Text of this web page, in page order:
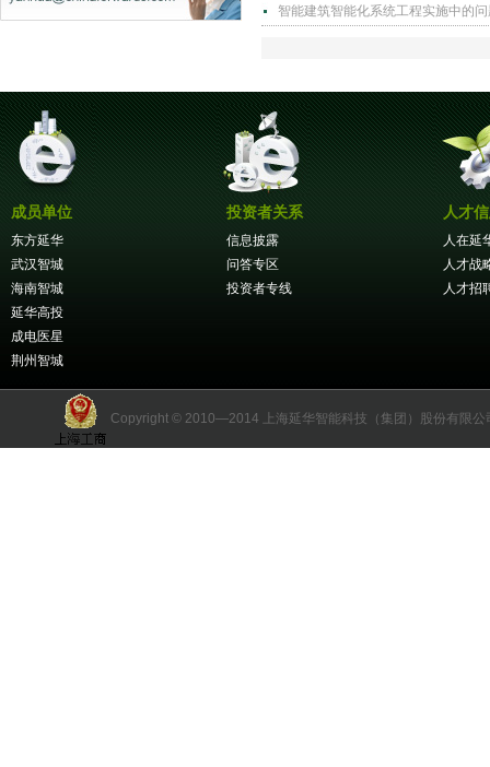
智能建筑智能化系统工程实施中的
成员单位
东方延华
武汉智城
海南智城
延华高投
成电医星
荆州智城
投资者关系
信息披露
问答专区
投资者专线
人才
人在延
人才战
人才招
Copyright © 2010—2014 上海延华智能科技（集团）股份有限